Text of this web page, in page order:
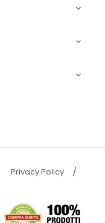



Privacy Policy